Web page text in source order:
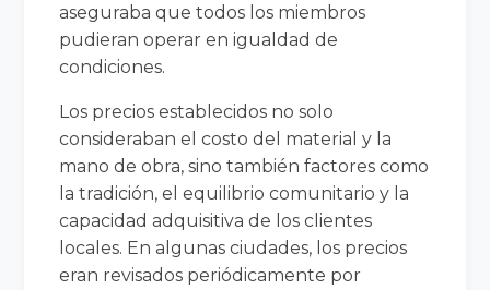
aseguraba que todos los miembros
pudieran operar en igualdad de
condiciones.
Los precios establecidos no solo
consideraban el costo del material y la
mano de obra, sino también factores como
la tradición, el equilibrio comunitario y la
capacidad adquisitiva de los clientes
locales. En algunas ciudades, los precios
eran revisados periódicamente por